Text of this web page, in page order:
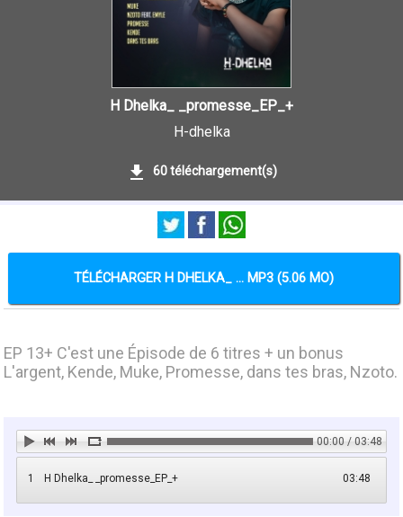
H Dhelka_ _promesse_EP_+
H-dhelka
60 téléchargement(s)
TÉLÉCHARGER H DHELKA_ ... MP3 (5.06 MO)
EP 13+ C'est une Épisode de 6 titres + un bonus
L'argent, Kende, Muke, Promesse, dans tes bras, Nzoto.
00:00 / 03:48
1 03:48
H Dhelka_ _promesse_EP_+